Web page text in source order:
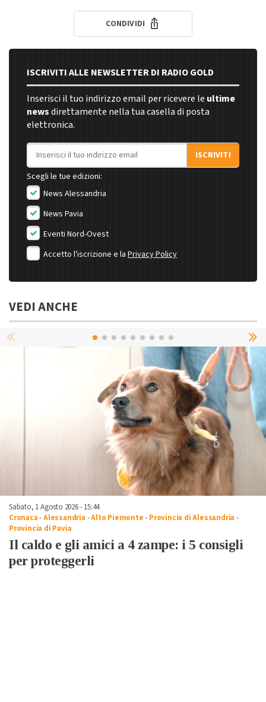
CONDIVIDI
ISCRIVITI ALLE NEWSLETTER DI RADIO GOLD
Inserisci il tuo indirizzo email per ricevere le ultime
newsdirettamente nella tua casella di posta
elettronica.
Indirizzo email
ISCRIVITI
Scegli le tue edizioni:
News Alessandria
News Pavia
Eventi Nord-Ovest
Accetto l'iscrizione e la Privacy Policy
VEDI ANCHE
Sabato, 1 Agosto 2026 - 15:44
Cronaca-Alessandria -Alto Piemonte- Provincia di Alessandria -
Provincia di Pavia
Il caldo e gli amici a 4 zampe: i 5 consigli
per proteggerli